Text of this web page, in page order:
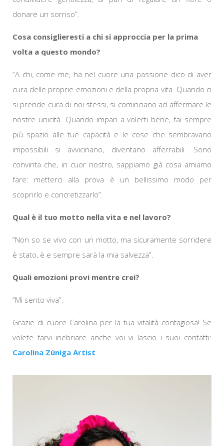
donare un sorriso”.
Cosa consiglieresti a chi si approccia per la prima
volta a questo mondo?
“A chi, come me, ha nel cuore una passione dico di aver
cura delle proprie emozioni e della propria vita. Quando ci
si prende cura di noi stessi, si cominciano ad affermare le
nostre unicità. Quando impari a volerti bene, fai sempre
più spazio alle tue capacità e le cose che sembravano
impossibili si avvicinano, diventano afferrabili. Sono
convinta che, in cuor nostro, sappiamo già cosa amiamo
fare: metterci alla prova è un bellissimo modo per
scoprirlo e concretizzarlo”.
Qual è il tuo motto nella vita e nel lavoro?
“Non so se vivo con un motto, ma sicuramente sorridere
è stato, è e sempre sarà la mia salvezza”.
Quali emozioni provi mentre crei?
“Mi sento viva”.
Grazie di cuore Carolina per la tua vitalità contagiosa! Se
volete farvi inebriare anche voi vi lascio i suoi contatti:
Carolina Zùniga Artist